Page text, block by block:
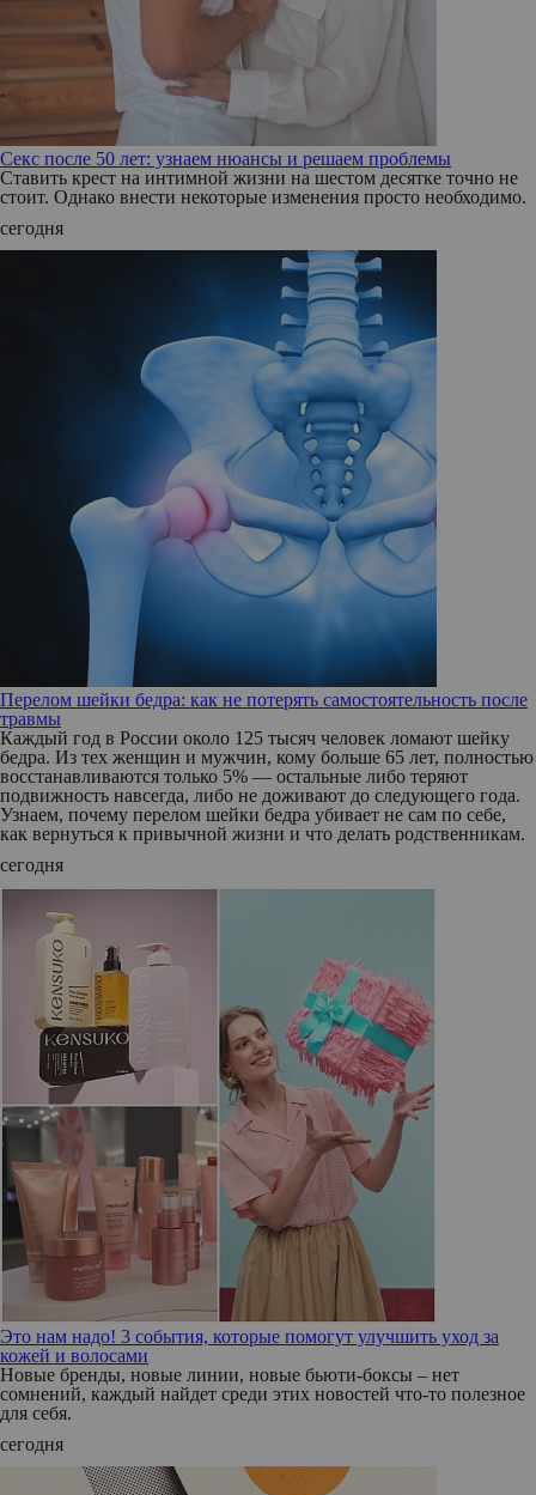
Секс после 50 лет: узнаем нюансы и решаем проблемы
Ставить крест на интимной жизни на шестом десятке точно не
стоит. Однако внести некоторые изменения просто необходимо.
сегодня
Перелом шейки бедра: как не потерять самостоятельность после
травмы
Каждый год в России около 125 тысяч человек ломают шейку
бедра. Из тех женщин и мужчин, кому больше 65 лет, полностью
восстанавливаются только 5% — остальные либо теряют
подвижность навсегда, либо не доживают до следующего года.
Узнаем, почему перелом шейки бедра убивает не сам по себе,
как вернуться к привычной жизни и что делать родственникам.
сегодня
Это нам надо! 3 события, которые помогут улучшить уход за
кожей и волосами
Новые бренды, новые линии, новые бьюти-боксы – нет
сомнений, каждый найдет среди этих новостей что-то полезное
для себя.
сегодня